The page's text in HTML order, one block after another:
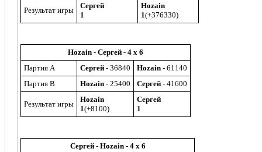
Результат игры
Сергей
1
Hozain
1(+376330)
Hozain - Сергей - 4 x 6
Партия A
Сергей - 36840 Hozain - 61140
Партия B
Hozain - 25400 Сергей - 41600
Результат игры
Hozain
1(+8100)
Сергей
1
Сергей - Hozain - 4 x 6